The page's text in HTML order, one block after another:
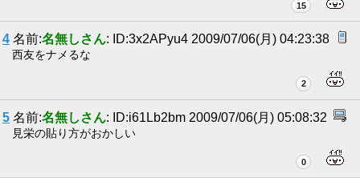
15
4 名前:名無しさん: ID:3x2APyu4 2009/07/06(月) 04:23:38
西友をナメるな
2
5 名前:名無しさん: ID:i61Lb2bm 2009/07/06(月) 05:08:32
見栄の貼り方がおかしい
0